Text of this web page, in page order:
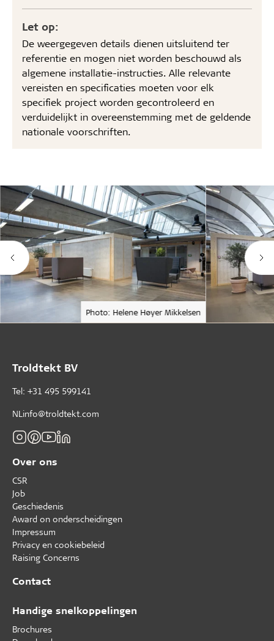
Let op:
De weergegeven details dienen uitsluitend ter
referentie en mogen niet worden beschouwd als
algemene installatie-instructies. Alle relevante
vereisten en specificaties moeten voor elk
specifiek project worden gecontroleerd en
verduidelijkt in overeenstemming met de geldende
nationale voorschriften.
Photo: Helene Høyer Mikkelsen
Troldtekt BV
Tel: +31 495 599141
NLinfo@troldtekt.com
Over ons
CSR
Job
Geschiedenis
Award on onderscheidingen
Impressum
Privacy en cookiebeleid
Raising Concerns
Contact
Handige snelkoppelingen
Brochures